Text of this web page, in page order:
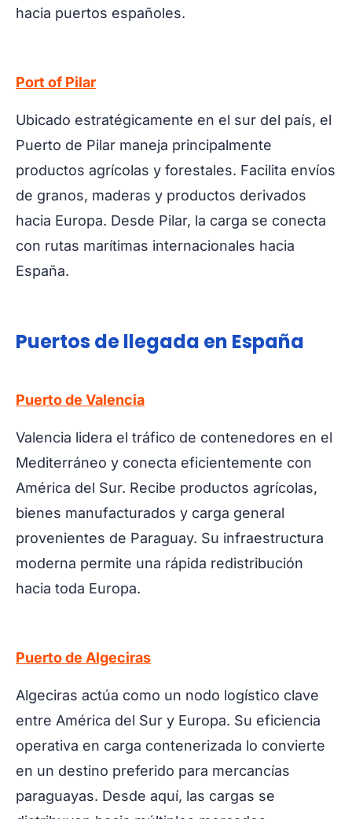
hacia puertos españoles.
Port of Pilar
Ubicado estratégicamente en el sur del país, el
Puerto de Pilar maneja principalmente
productos agrícolas y forestales. Facilita envíos
de granos, maderas y productos derivados
hacia Europa. Desde Pilar, la carga se conecta
con rutas marítimas internacionales hacia
España.
Puertos de llegada en España
Puerto de Valencia
Valencia lidera el tráfico de contenedores en el
Mediterráneo y conecta eficientemente con
América del Sur. Recibe productos agrícolas,
bienes manufacturados y carga general
provenientes de Paraguay. Su infraestructura
moderna permite una rápida redistribución
hacia toda Europa.
Puerto de Algeciras
Algeciras actúa como un nodo logístico clave
entre América del Sur y Europa. Su eficiencia
operativa en carga contenerizada lo convierte
en un destino preferido para mercancías
paraguayas. Desde aquí, las cargas se